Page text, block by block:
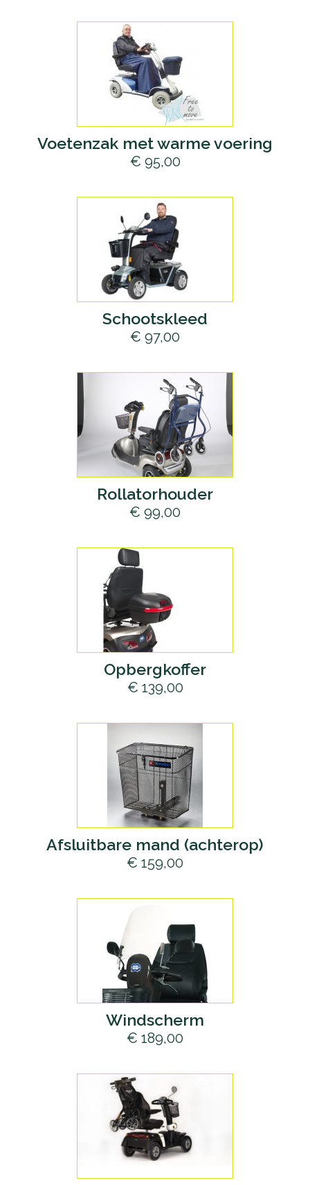
Voetenzak met warme voering
€ 95,00
Schootskleed
€ 97,00
Rollatorhouder
€ 99,00
Opbergkoffer
€ 139,00
Afsluitbare mand (achterop)
€ 159,00
Windscherm
€ 189,00